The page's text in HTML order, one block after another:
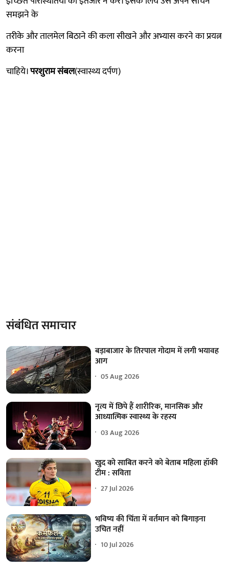
समझने के
तरीके और तालमेल बिठाने की कला सीखने और अभ्यास करने का प्रयत्न
करना
चाहिये।परशुराम संबल(स्वास्थ्य दर्पण)
संबंधित समाचार
बड़ाबाजार के तिरपाल गोदाम में लगी भयावह
आग
05 Aug 2026
नृत्य में छिपे हैं शारीरिक, मानसिक और
आध्यात्मिक स्वास्थ्य के रहस्य
03 Aug 2026
खुद को साबित करने को बेताब महिला हॉकी
टीम : सविता
27 Jul 2026
भविष्य की चिंता में वर्तमान को बिगाड़ना
उचित नहीं
10 Jul 2026